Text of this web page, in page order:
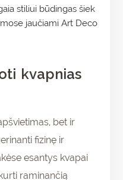
stiliui būdingas šiek
jaučiami Art Deco
kvapnias
bet ir
fizinę ir
esantys kvapai
raminančią